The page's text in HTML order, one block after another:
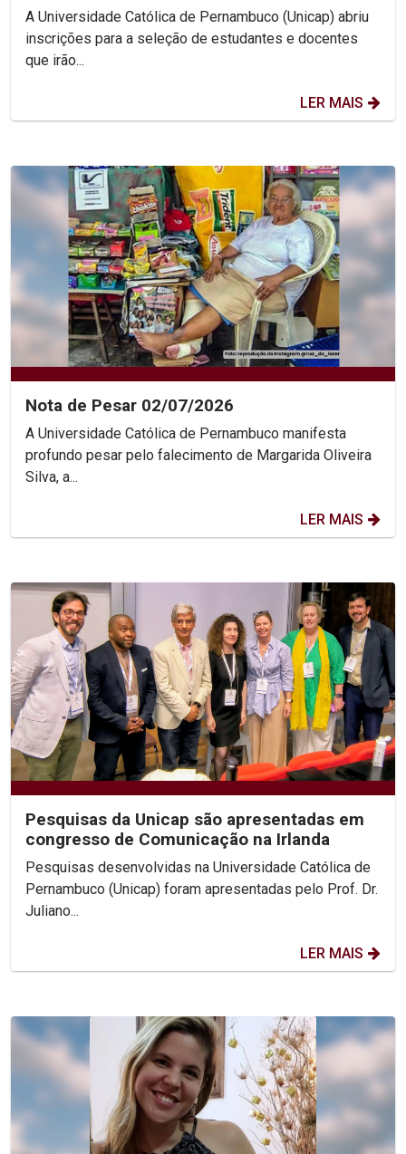
A Universidade Católica de Pernambuco (Unicap) abriu
inscrições para a seleção de estudantes e docentes
que irão...
LER MAIS
Nota de Pesar 02/07/2026
A Universidade Católica de Pernambuco manifesta
profundo pesar pelo falecimento de Margarida Oliveira
Silva, a...
LER MAIS
Pesquisas da Unicap são apresentadas em
congresso de Comunicação na Irlanda
Pesquisas desenvolvidas na Universidade Católica de
Pernambuco (Unicap) foram apresentadas pelo Prof. Dr.
Juliano...
LER MAIS